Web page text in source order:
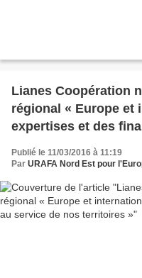
Lianes Coopération
régional « Europe et
expertises et des
Publié le 11/03/2016 à 11:19
Par URAFA Nord Est pour